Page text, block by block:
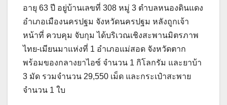
อายุ 63 ปี อยู่บ้านเลขที่ 308 หมู่ 3 ตำบลหนองดินแดง
อำเภอเมืองนครปฐม จังหวัดนครปฐม หลังถูกเจ้า
หน้าที่ ควบคุม จับกุม ได้บริเวณเชิงสะพานมิตรภาพ
ไทย-เมียนมาแห่งที่ 1 อำเภอแม่สอด จังหวัดตาก
พร้อมของกลางยาไอซ์ จำนวน 1 กิโลกรัม และยาบ้า
3 มัด รวมจำนวน 29,550 เม็ด และกระเป๋าสะพาย
จำนวน 1 ใบ